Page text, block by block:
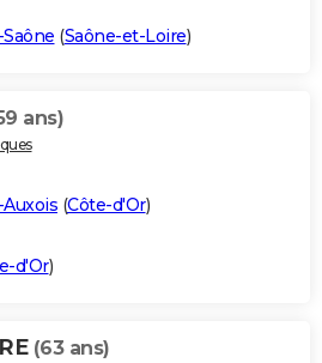
(Saône-et-Loire)
ans)
(Côte-d'Or)
d'Or)
(63 ans)